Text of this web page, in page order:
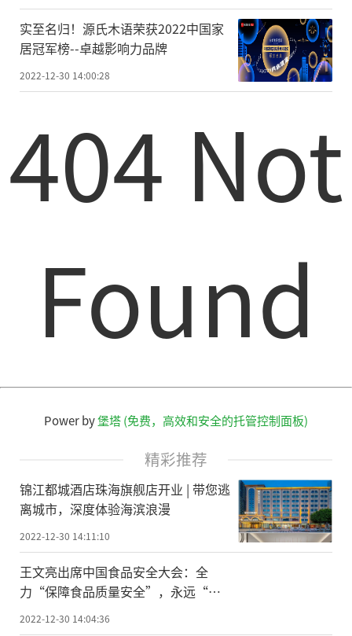
实至名归！源氏木语荣获2022中国家
居冠军榜--卓越影响力品牌
2022-12-30 14:00:28
404 Not
Found
Power by堡塔 (免费，高效和安全的托管控制面板)
精彩推荐
锦江都城酒店珠海旗舰店开业 | 带您逃
离城市，深度体验海滨浪漫
2022-12-30 14:11:10
王文亮出席中国食品安全大会：全
力“保障食品质量安全”，永远“守
护人民群众健康”
2022-12-30 14:04:36